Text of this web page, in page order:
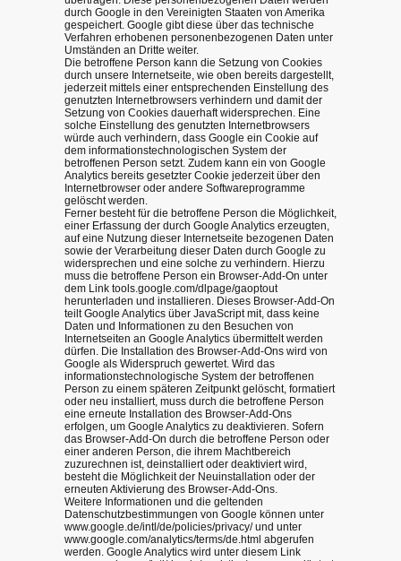
durch Google in den Vereinigten Staaten von Amerika
gespeichert. Google gibt diese über das technische
Verfahren erhobenen personenbezogenen Daten unter
Umständen an Dritte weiter.
Die betroffene Person kann die Setzung von Cookies
durch unsere Internetseite, wie oben bereits dargestellt,
jederzeit mittels einer entsprechenden Einstellung des
genutzten Internetbrowsers verhindern und damit der
Setzung von Cookies dauerhaft widersprechen. Eine
solche Einstellung des genutzten Internetbrowsers
würde auch verhindern, dass Google ein Cookie auf
dem informationstechnologischen System der
betroffenen Person setzt. Zudem kann ein von Google
Analytics bereits gesetzter Cookie jederzeit über den
Internetbrowser oder andere Softwareprogramme
gelöscht werden.
Ferner besteht für die betroffene Person die Möglichkeit,
einer Erfassung der durch Google Analytics erzeugten,
auf eine Nutzung dieser Internetseite bezogenen Daten
sowie der Verarbeitung dieser Daten durch Google zu
widersprechen und eine solche zu verhindern. Hierzu
muss die betroffene Person ein Browser-Add-On unter
dem Link tools.google.com/dlpage/gaoptout
herunterladen und installieren. Dieses Browser-Add-On
teilt Google Analytics über JavaScript mit, dass keine
Daten und Informationen zu den Besuchen von
Internetseiten an Google Analytics übermittelt werden
dürfen. Die Installation des Browser-Add-Ons wird von
Google als Widerspruch gewertet. Wird das
informationstechnologische System der betroffenen
Person zu einem späteren Zeitpunkt gelöscht, formatiert
oder neu installiert, muss durch die betroffene Person
eine erneute Installation des Browser-Add-Ons
erfolgen, um Google Analytics zu deaktivieren. Sofern
das Browser-Add-On durch die betroffene Person oder
einer anderen Person, die ihrem Machtbereich
zuzurechnen ist, deinstalliert oder deaktiviert wird,
besteht die Möglichkeit der Neuinstallation oder der
erneuten Aktivierung des Browser-Add-Ons.
Weitere Informationen und die geltenden
Datenschutzbestimmungen von Google können unter
www.google.de/intl/de/policies/privacy/ und unter
www.google.com/analytics/terms/de.html abgerufen
werden. Google Analytics wird unter diesem Link